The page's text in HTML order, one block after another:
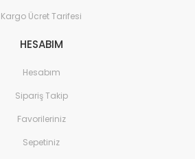
Kargo Ücret Tarifesi
HESABIM
Hesabım
Sipariş Takip
Favorileriniz
Sepetiniz